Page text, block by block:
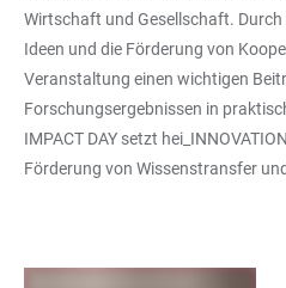
Wirtschaft und Gesellschaft.
Ideen und die Förderung von
Veranstaltung einen wichtigen
Forschungsergebnissen in
IMPACT DAY setzt
Förderung von Wissenstransfer